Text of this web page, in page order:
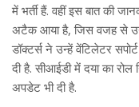
में भर्ती हैं. वहीं इस बात की
अटैक आया है, जिस वजह से
डॉक्टर्स ने उन्हें वेंटिलेटर
दी है. सीआईडी में दया का
अपडेट भी दी है.